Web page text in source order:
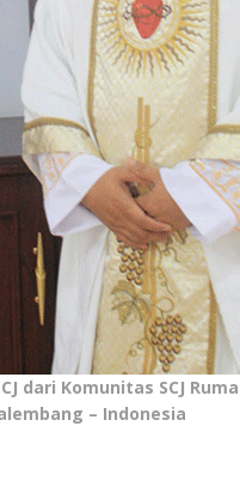
dari Komunitas SCJ
– Indonesia